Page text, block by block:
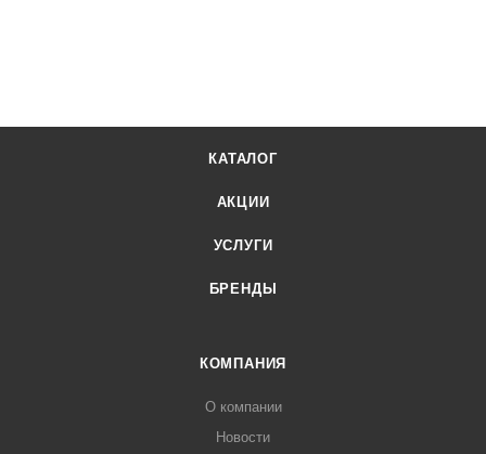
КАТАЛОГ
АКЦИИ
УСЛУГИ
БРЕНДЫ
КОМПАНИЯ
О компании
Новости